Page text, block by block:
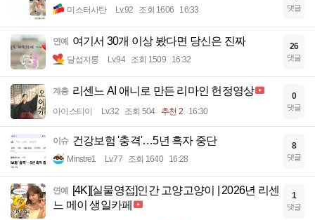
미스터사탄 Lv.92 조회 1606 16:33 댓글
연예 여기서 30개 이상 봤다면 당신은 진짜
달섭지롱 Lv.94 조회 1509 16:32
26
댓글
계층 리센느 AI 애니로 만든 리마인 헌정영상
아이스티이 Lv.32 조회 504 추천 2 16:30
0
댓글
이슈 건강보험 '충격'…5년 흑자 중단
Minstre1 Lv.77 조회 1640 16:28
8
댓글
연예
[4K][실물영접]인간 고양고양이 | 2026년 리센
느 메이 생일카페
1
댓글